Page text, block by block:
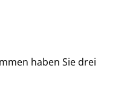
haben Sie drei